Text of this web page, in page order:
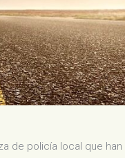
de policía local que